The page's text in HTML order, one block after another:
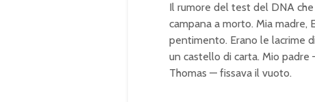
Il rumore del test del DNA
campana a morto. Mia madre,
pentimento. Erano le lacrime
un castello di carta. Mio padre
Thomas — fissava il vuoto.